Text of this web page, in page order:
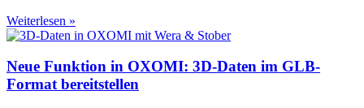
Weiterlesen »
Neue Funktion in OXOMI: 3D-Daten im GLB-
Format bereitstellen